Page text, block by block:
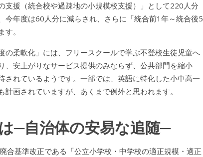
支援（統合校や過疎地の小規模校支援）」として220人分
今年度は60人分に減らされ、さらに「統合前1年～統合後5
。
の柔軟化」には、フリースクールで学ぶ不登校生徒児童へ
、安上がりなサービス提供のみならず、公共部門を縮小
されているようです。一部では、英語に特化した小中高一
画されていますが、あくまで例外と思われます。
─自治体の安易な追随─
合基準改正である「公立小学校・中学校の適正規模・適正